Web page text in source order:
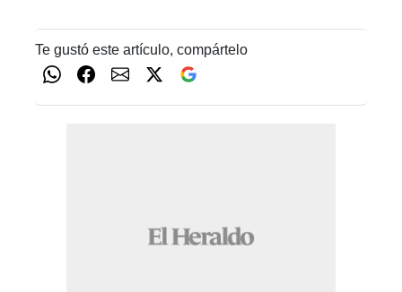
Te gustó este artículo, compártelo